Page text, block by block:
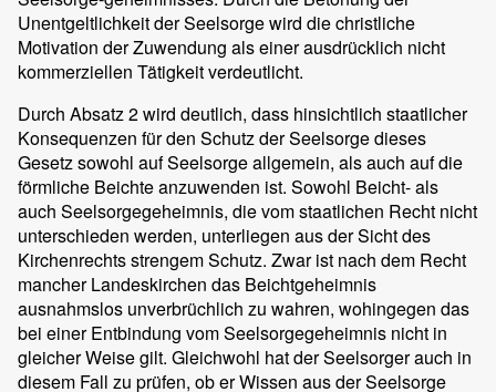
Unentgeltlichkeit der Seelsorge wird die christliche
Motivation der Zuwendung als einer ausdrücklich nicht
kommerziellen Tätigkeit verdeutlicht.
Durch Absatz 2 wird deutlich, dass hinsichtlich staatlicher
Konsequenzen für den Schutz der Seelsorge dieses
Gesetz sowohl auf Seelsorge allgemein, als auch auf die
förmliche Beichte anzuwenden ist. Sowohl Beicht- als
auch Seelsorgegeheimnis, die vom staatlichen Recht nicht
unterschieden werden, unterliegen aus der Sicht des
Kirchenrechts strengem Schutz. Zwar ist nach dem Recht
mancher Landeskirchen das Beichtgeheimnis
ausnahmslos unverbrüchlich zu wahren, wohingegen das
bei einer Entbindung vom Seelsorgegeheimnis nicht in
gleicher Weise gilt. Gleichwohl hat der Seelsorger auch in
diesem Fall zu prüfen, ob er Wissen aus der Seelsorge